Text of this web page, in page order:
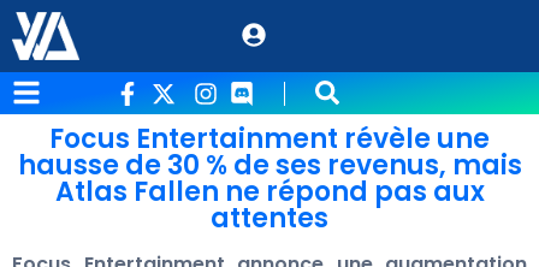
Focus Entertainment révèle une
hausse de 30 % de ses revenus, mais
Atlas Fallen ne répond pas aux
attentes